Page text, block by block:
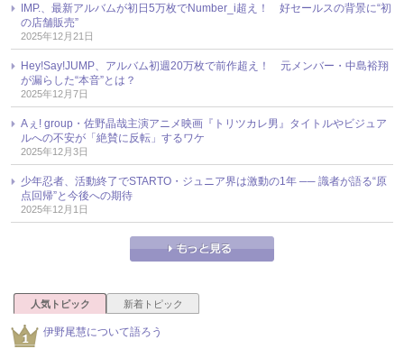
IMP.、最新アルバムが初日5万枚でNumber_i超え！ 好セールスの背景に“初
の店舗販売”
2025年12月21日
Hey!Say!JUMP、アルバム初週20万枚で前作超え！ 元メンバー・中島裕翔
が漏らした“本音”とは？
2025年12月7日
Aぇ! group・佐野晶哉主演アニメ映画『トリツカレ男』タイトルやビジュア
ルへの不安が「絶賛に反転」するワケ
2025年12月3日
少年忍者、活動終了でSTARTO・ジュニア界は激動の1年 ── 識者が語る“原
点回帰”と今後への期待
2025年12月1日
人気トピック 新着トピック
伊野尾慧について語ろう